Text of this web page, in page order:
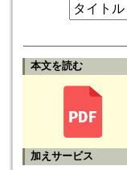
本文を読む
加えサービス